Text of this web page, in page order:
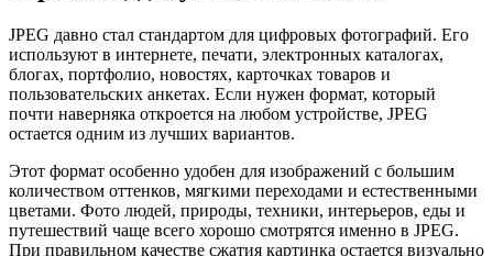
JPEG давно стал стандартом для цифровых фотографий. Его
используют в интернете, печати, электронных каталогах,
блогах, портфолио, новостях, карточках товаров и
пользовательских анкетах. Если нужен формат, который
почти наверняка откроется на любом устройстве, JPEG
остается одним из лучших вариантов.
Этот формат особенно удобен для изображений с большим
количеством оттенков, мягкими переходами и естественными
цветами. Фото людей, природы, техники, интерьеров, еды и
путешествий чаще всего хорошо смотрятся именно в JPEG.
При правильном качестве сжатия картинка остается визуально